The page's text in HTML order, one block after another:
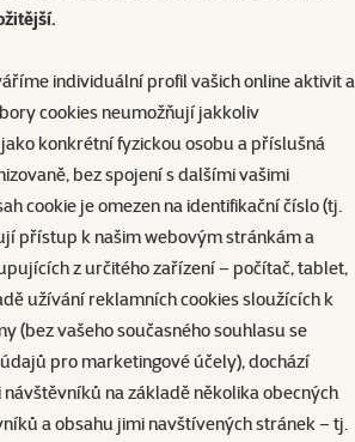
individuální profil vašich online aktivit a
cookies neumožňují jakkoliv
konkrétní fyzickou osobu a příslušná
bez spojení s dalšími vašimi
cookie je omezen na identifikační číslo (tj.
přístup k našim webovým stránkám a
z určitého zařízení – počítač, tablet,
užívání reklamních cookies sloužících k
(bez vašeho současného souhlasu se
pro marketingové účely), dochází
na základě několika obecných
a obsahu jimi navštívených stránek – tj.